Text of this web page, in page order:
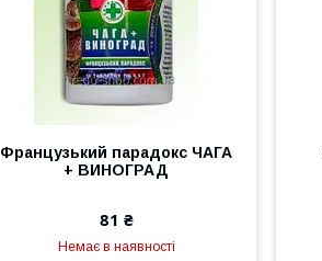
Французький парадокс ЧАГА
+ ВИНОГРАД
81 ₴
Немає в наявності